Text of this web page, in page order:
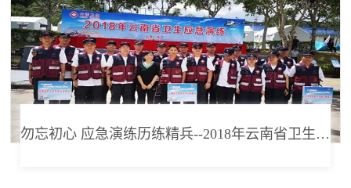
勿忘初心 应急演练历练精兵--2018年云南省卫生应急队昆明分队应急演练纪实